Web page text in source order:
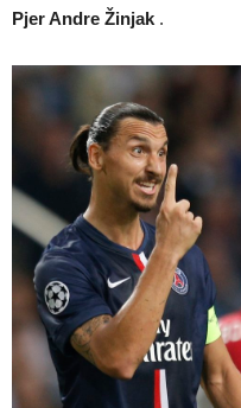
Pjer Andre Žinjak .